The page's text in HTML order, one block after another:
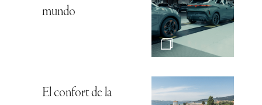
mundo
El confort de la